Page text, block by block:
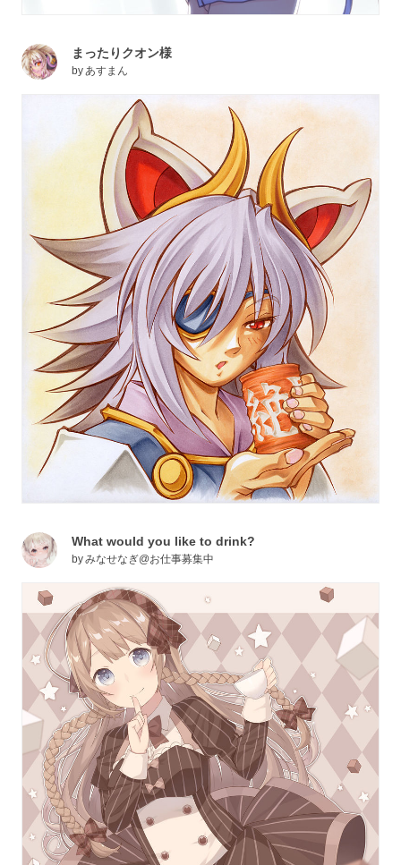
まったりクオン様
byあすまん
What would you like to drink?
byみなせなぎ@お仕事募集中